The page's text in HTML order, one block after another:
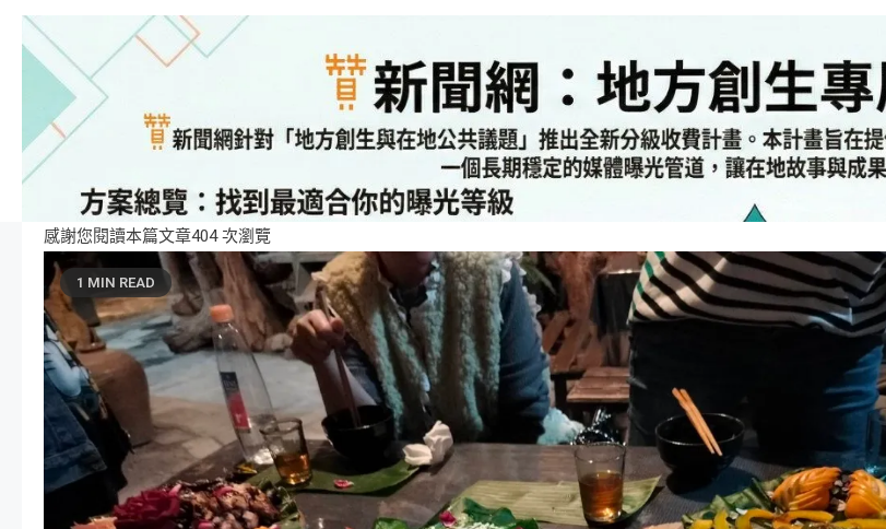
感謝您閱讀本篇文章404 次瀏覽
1 MIN READ